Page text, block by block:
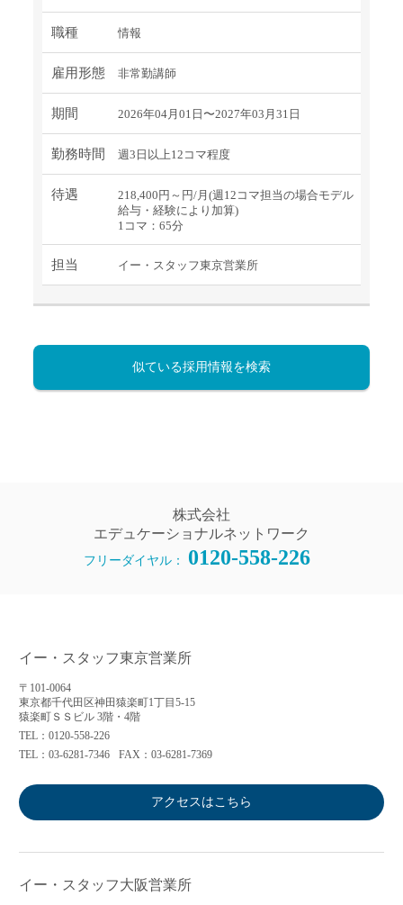
職種 情報
雇用形態 非常勤講師
期間 2026年04月01日〜2027年03月31日
勤務時間 週3日以上12コマ程度
待遇
218,400円～円/月(週12コマ担当の場合モデル
給与・経験により加算)
1コマ：65分
担当 イー・スタッフ東京営業所
似ている採用情報を検索
株式会社
エデュケーショナルネットワーク
フリーダイヤル： 0120-558-226
イー・スタッフ東京営業所
〒101-0064
東京都千代田区神田猿楽町1丁目5-15
猿楽町ＳＳビル 3階・4階
TEL：0120-558-226
TEL：03-6281-7346
FAX：03-6281-7369
アクセスはこちら
イー・スタッフ大阪営業所